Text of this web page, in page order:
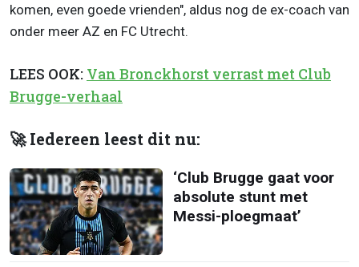
komen, even goede vrienden", aldus nog de ex-coach van
onder meer AZ en FC Utrecht.
LEES OOK: Van Bronckhorst verrast met Club
Brugge-verhaal
🚀 Iedereen leest dit nu:
‘Club Brugge gaat voor
absolute stunt met
Messi-ploegmaat’